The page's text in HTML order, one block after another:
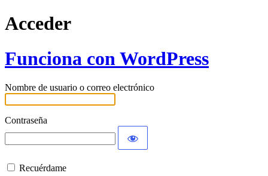
Acceder
Funciona con WordPress
Nombre de usuario o correo electrónico
Contraseña
Recuérdame